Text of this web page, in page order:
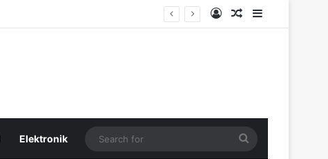
Log InRandom Article
Sidebar
Elektronik